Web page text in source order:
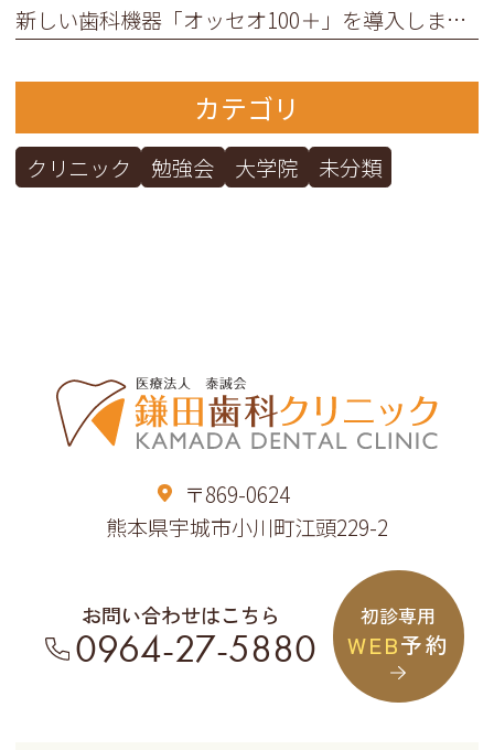
新しい歯科機器「オッセオ100＋」を導入しました
カテゴリ
クリニック 勉強会 大学院 未分類
〒869-0624
熊本県宇城市小川町江頭229-2
お問い合わせはこちら
0964-27-5880
初診専用
WEB予約